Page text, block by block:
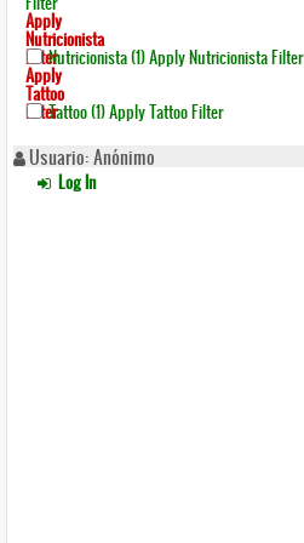
Apply
Nutricionista
FilterNutricionista (1)Apply Nutricionista Filter
Apply
Tattoo
FilterTattoo (1)Apply Tattoo Filter
Usuario: Anónimo
Log In